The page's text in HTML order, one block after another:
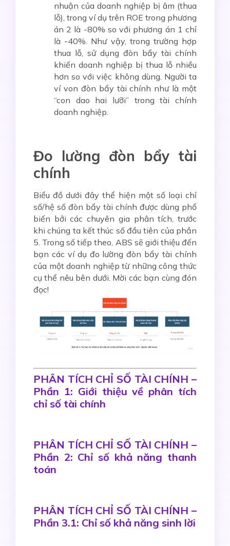
nhuận của doanh nghiệp bị âm (thua
lỗ), trong ví dụ trên ROE trong phương
án 2 là -80% so với phương án 1 chỉ
là -40%. Như vậy, trong trường hợp
thua lỗ, sử dụng đòn bẩy tài chính
khiến doanh nghiệp bị thua lỗ nhiều
hơn so với việc không dùng. Người ta
ví von đòn bẩy tài chính như là một
“con dao hai lưỡi” trong tài chính
doanh nghiệp.
Đo lường đòn bẩy tài
chính
Biểu đồ dưới đây thể hiện một số loại chỉ
số/hệ số đòn bẩy tài chính được dùng phổ
biến bởi các chuyên gia phân tích, trước
khi chúng ta kết thúc số đầu tiên của phần
5. Trong số tiếp theo, ABS sẽ giới thiệu đến
bạn các ví dụ đo lường đòn bẩy tài chính
của một doanh nghiệp từ những công thức
cụ thể nêu bên dưới. Mời các bạn cùng đón
đọc!
PHÂN TÍCH CHỈ SỐ TÀI CHÍNH –
Phần 1: Giới thiệu về phân tích
chỉ số tài chính
PHÂN TÍCH CHỈ SỐ TÀI CHÍNH –
Phần 2: Chỉ số khả năng thanh
toán
PHÂN TÍCH CHỈ SỐ TÀI CHÍNH –
Phần 3.1: Chỉ số khả năng sinh lời